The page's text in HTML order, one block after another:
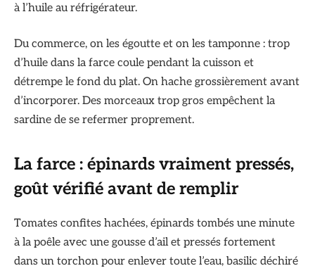
à l’huile au réfrigérateur.
Du commerce, on les égoutte et on les tamponne : trop
d’huile dans la farce coule pendant la cuisson et
détrempe le fond du plat. On hache grossièrement avant
d’incorporer. Des morceaux trop gros empêchent la
sardine de se refermer proprement.
La farce : épinards vraiment pressés,
goût vérifié avant de remplir
Tomates confites hachées, épinards tombés une minute
à la poêle avec une gousse d’ail et pressés fortement
dans un torchon pour enlever toute l’eau, basilic déchiré